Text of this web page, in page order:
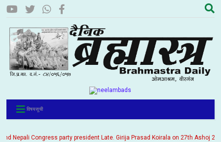
विषयसूची
Congress party president Late. Girija Prasad Koirala on 27th Ashoj